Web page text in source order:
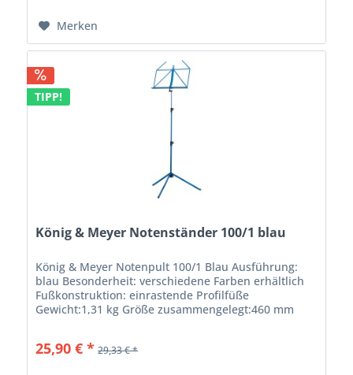
Merken
TIPP!
König & Meyer Notenständer 100/1 blau
König & Meyer Notenpult 100/1 Blau Ausführung:
blau Besonderheit: verschiedene Farben erhältlich
Fußkonstruktion: einrastende Profilfüße
Gewicht:1,31 kg Größe zusammengelegt:460 mm
25,90 € * 29,33 € *